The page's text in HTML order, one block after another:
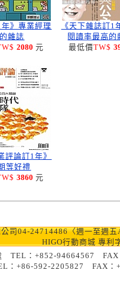
年》專業經理
雜誌
2080 元
《天下雜誌訂1
閱讀率最高的
最低價TW$
評論訂1年》
等好禮
3860 元
司04-24714486〈週一至週
HIGO行動商城 專利
TEL：+852-94664567
：+86-592-2205827 FAX